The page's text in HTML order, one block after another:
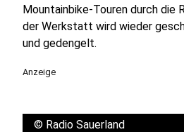
Mountainbike-Touren durch die
der Werkstatt wird wieder
und gedengelt.
Anzeige
© Radio Sauerland